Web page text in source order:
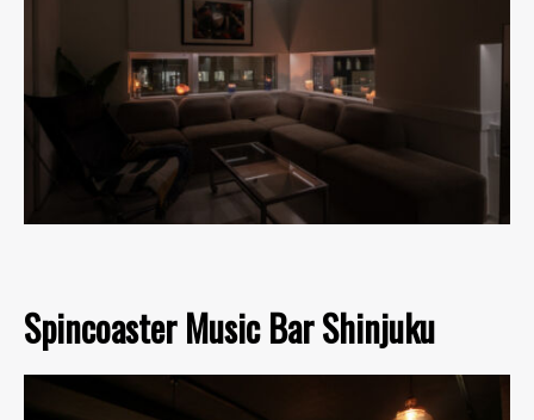
Spincoaster Music Bar Shinjuku